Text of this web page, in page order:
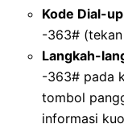
Kode Dial-
-363#
Langkah-
-363# pada
tombol
informasi